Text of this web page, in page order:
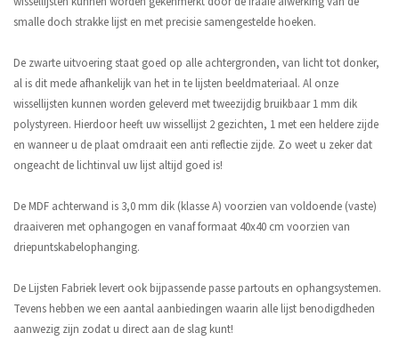
smalle doch strakke lijst en met precisie samengestelde hoeken.
De zwarte uitvoering staat goed op alle achtergronden, van licht tot donker,
al is dit mede afhankelijk van het in te lijsten beeldmateriaal. Al onze
wissellijsten kunnen worden geleverd met tweezijdig bruikbaar 1 mm dik
polystyreen. Hierdoor heeft uw wissellijst 2 gezichten, 1 met een heldere zijde
en wanneer u de plaat omdraait een anti reflectie zijde. Zo weet u zeker dat
ongeacht de lichtinval uw lijst altijd goed is!
De MDF achterwand is 3,0 mm dik (klasse A) voorzien van voldoende (vaste)
draaiveren met ophangogen en vanaf formaat 40x40 cm voorzien van
driepuntskabelophanging.
De Lijsten Fabriek levert ook bijpassende passe partouts en ophangsystemen.
Tevens hebben we een aantal aanbiedingen waarin alle lijst benodigdheden
aanwezig zijn zodat u direct aan de slag kunt!